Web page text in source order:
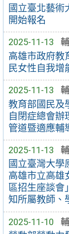
國立臺北藝術
開始報名
2025-11-13
高雄市政府教
民女性自我增
2025-11-13
教育部國民及
自閉症總會辦
管道暨適應輔
2025-11-13
國立臺灣大
高雄市立高雄
區招生座談會
知所屬教師、
2025-11-10